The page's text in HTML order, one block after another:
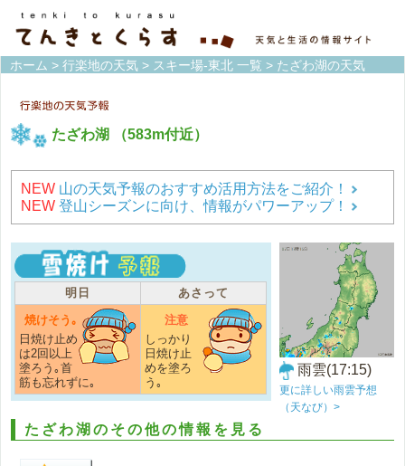
ホーム > 行楽地の天気 > スキー場-東北 一覧 > たざわ湖の天気
たざわ湖 （583m付近）
NEW 山の天気予報のおすすめ活用方法をご紹介！
NEW 登山シーズンに向け、情報がパワーアップ！
明日
あさって
焼けそう｡
日焼け止め
は2回以上
塗ろう｡首
筋も忘れずに｡
注意
しっかり
日焼け止
めを塗ろ
う｡
雨雲(17:15)
更に詳しい雨雲予想
（天なび）>
たざわ湖のその他の情報を見る